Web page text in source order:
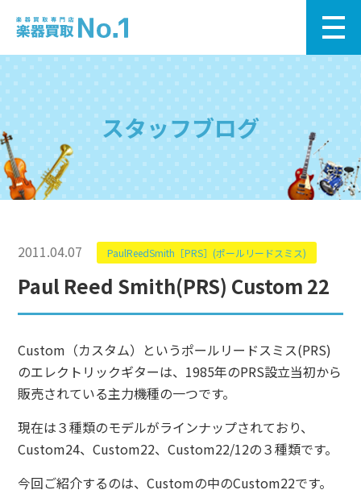
スタッフブログ
2011.04.07 PaulReedSmith［PRS］(ポールリードスミス)
Paul Reed Smith(PRS) Custom 22
Custom（カスタム）というポールリードスミス(PRS)
のエレクトリックギターは、1985年のPRS設立当初から
販売されている主力機種の一つです。
現在は３種類のモデルがラインナップされており、
Custom24、Custom22、Custom22/12の３種類です。
今回ご紹介するのは、Customの中のCustom22です。